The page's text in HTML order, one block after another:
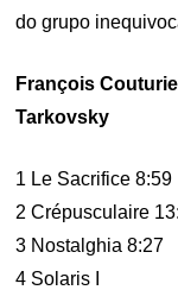
do grupo
François
Tarkovsky
1 Le Sacrifice 8:59
2 Crépusculaire
3 Nostalghia 8:27
4 Solaris I